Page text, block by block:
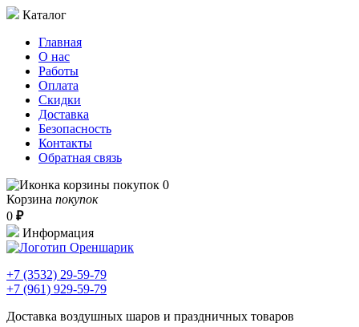
Каталог
Главная
О нас
Работы
Оплата
Скидки
Доставка
Безопасность
Контакты
Обратная связь
0
Корзина покупок
0 ₽
Информация
+7 (3532) 29-59-79
+7 (961) 929-59-79
Доставка воздушных шаров и праздничных товаров